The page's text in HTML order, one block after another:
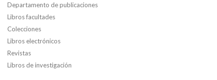
Departamento de publicaciones
Libros facultades
Colecciones
Libros electrónicos
Revistas
Libros de investigación